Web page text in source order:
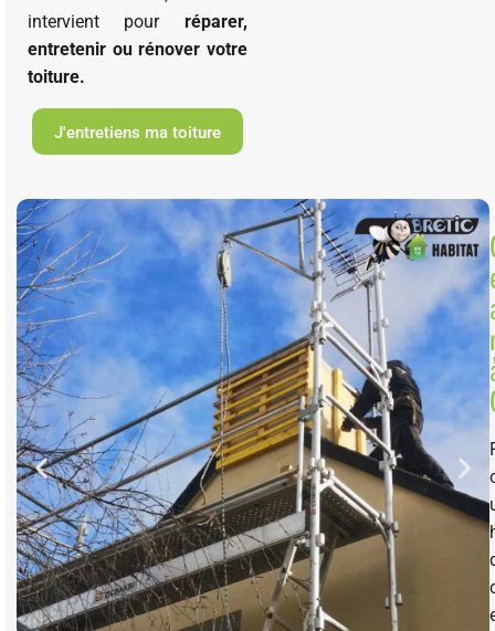
intervient pourréparer,
entretenir ou rénover votre
toiture.
J'entretiens ma toiture